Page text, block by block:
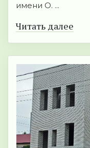
имени О. ...
Читать далее